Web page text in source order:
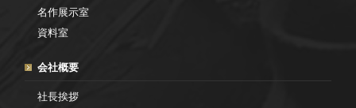
名作展示室
資料室
会社概要
社長挨拶